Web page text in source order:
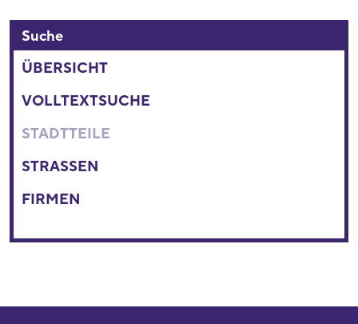
Suche
ÜBERSICHT
VOLLTEXTSUCHE
STADTTEILE
STRASSEN
FIRMEN